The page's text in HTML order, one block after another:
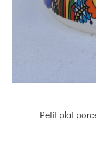
Petit plat